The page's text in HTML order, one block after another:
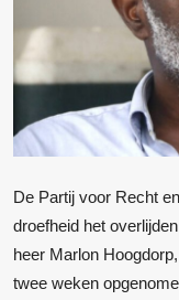
De Partij voor Recht
droefheid het
heer Marlon
twee weken